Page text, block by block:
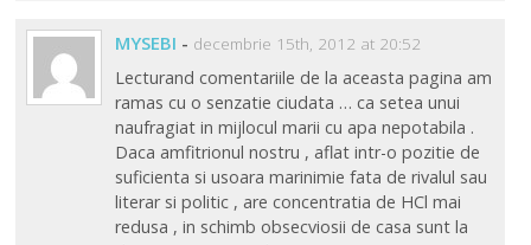
MYSEBI - decembrie 15th, 2012 at 20:52
Lecturand comentariile de la aceasta pagina am
ramas cu o senzatie ciudata … ca setea unui
naufragiat in mijlocul marii cu apa nepotabila .
Daca amfitrionul nostru , aflat intr-o pozitie de
suficienta si usoara marinimie fata de rivalul sau
literar si politic , are concentratia de HCl mai
redusa , in schimb obsecviosii de casa sunt la